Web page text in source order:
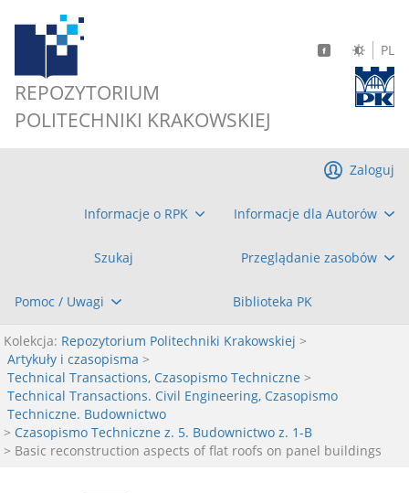
REPOZYTORIUM
POLITECHNIKI KRAKOWSKIEJ
PL
Informacje o RPK Informacje dla Autorów
Szukaj Przeglądanie zasobów
Pomoc / Uwagi Biblioteka PK
Zaloguj
Kolekcja: Repozytorium Politechniki Krakowskiej >
Artykuły i czasopisma >
Technical Transactions, Czasopismo Techniczne >
Technical Transactions. Civil Engineering, Czasopismo
Techniczne. Budownictwo
> Czasopismo Techniczne z. 5. Budownictwo z. 1-B
> Basic reconstruction aspects of flat roofs on panel buildings